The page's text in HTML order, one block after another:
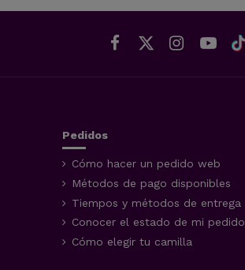
Pedidos
Cómo hacer un pedido web
Métodos de pago disponibles
Tiempos y métodos de entrega
Conocer el estado de mi pedido
Cómo elegir tu camilla